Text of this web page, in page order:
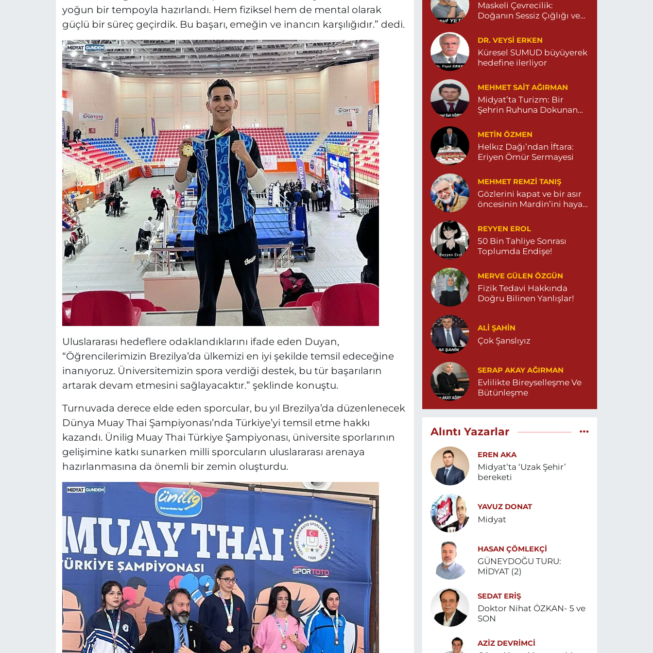
yoğun bir tempoyla hazırlandı. Hem fiziksel hem de mental olarak
güçlü bir süreç geçirdik. Bu başarı, emeğin ve inancın karşılığıdır.” dedi.
Uluslararası hedeflere odaklandıklarını ifade eden Duyan,
“Öğrencilerimizin Brezilya’da ülkemizi en iyi şekilde temsil edeceğine
inanıyoruz. Üniversitemizin spora verdiği destek, bu tür başarıların
artarak devam etmesini sağlayacaktır.” şeklinde konuştu.
Turnuvada derece elde eden sporcular, bu yıl Brezilya’da düzenlenecek
Dünya Muay Thai Şampiyonası’nda Türkiye’yi temsil etme hakkı
kazandı. Ünilig Muay Thai Türkiye Şampiyonası, üniversite sporlarının
gelişimine katkı sunarken milli sporcuların uluslararası arenaya
hazırlanmasına da önemli bir zemin oluşturdu.
0 (482) 591 10 91 Yol Tarifi Al
TEPEBAŞI MAHALLE KISMETLİ CADDE NO:59D
SAĞLIK OCAĞI YANI 04823813670
0 (482) 381 36 70 Yol Tarifi Al
Maskeli Çevrecilik:
Doğanın Sessiz Çığlığı ve
DR. VEYSI ERKEN
Küresel SUMUD büyüyerek
hedefine ilerliyor
MEHMET SAIT AĞIRMAN
Midyat’ta Turizm: Bir
Şehrin Ruhuna Dokunan
METIN ÖZMEN
Helkız Dağı’ndan İftara:
Eriyen Ömür Sermayesi
MEHMET REMZI TANIŞ
Gözlerini kapat ve bir asır
öncesinin Mardin’ini hayal
REYYEN EROL
50 Bin Tahliye Sonrası
Toplumda Endişe!
MERVE GÜLEN ÖZGÜN
Fizik Tedavi Hakkında
Doğru Bilinen Yanlışlar!
ALI ŞAHİN
Çok Şanslıyız
SERAP AKAY AĞIRMAN
Evlilikte Bireyselleşme Ve
Bütünleşme
Alıntı Yazarlar
EREN AKA
Midyat’ta ‘Uzak Şehir’
bereketi
YAVUZ DONAT
Midyat
HASAN ÇÖMLEKÇİ
GÜNEYDOĞU TURU:
MİDYAT (2)
SEDAT ERİŞ
Doktor Nihat ÖZKAN- 5 ve
SON
AZIZ DEVRIMCI